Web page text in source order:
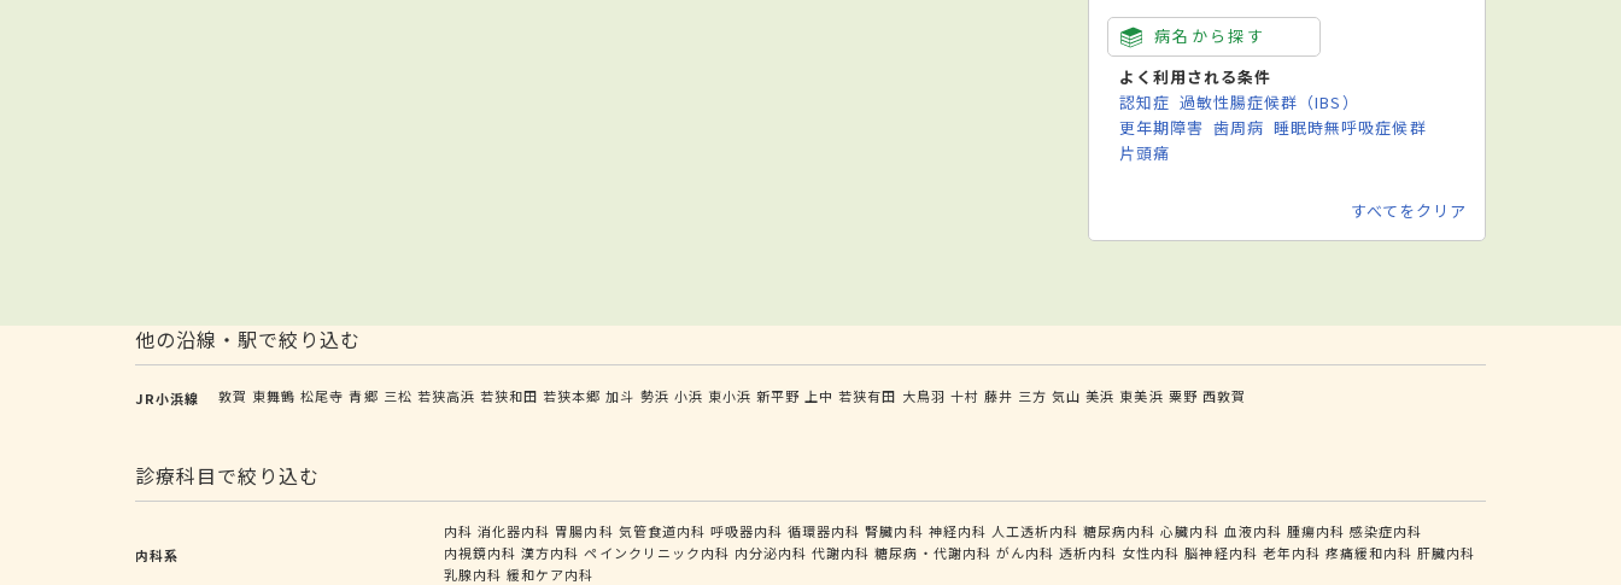
病名から探す
よく利用される条件
認知症 過敏性腸症候群（IBS）
更年期障害 歯周病 睡眠時無呼吸症候群
片頭痛
すべてをクリア
他の沿線・駅で絞り込む
JR小浜線 敦賀 東舞鶴 松尾寺 青郷 三松 若狭高浜 若狭和田 若狭本郷 加斗 勢浜 小浜 東小浜 新平野 上中 若狭有田 大鳥羽 十村 藤井 三方 気山 美浜 東美浜 粟野 西敦賀
診療科目で絞り込む
内科系
内科 消化器内科 胃腸内科 気管食道内科 呼吸器内科 循環器内科 腎臓内科 神経内科 人工透析内科 糖尿病内科 心臓内科 血液内科 腫瘍内科 感染症内科
内視鏡内科 漢方内科 ペインクリニック内科 内分泌内科 代謝内科 糖尿病・代謝内科 がん内科 透析内科 女性内科 脳神経内科 老年内科 疼痛緩和内科 肝臓内科
乳腺内科 緩和ケア内科